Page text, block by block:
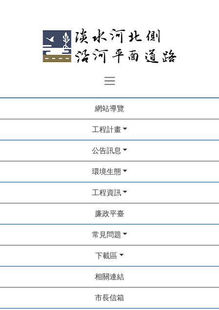
網站導覽
工程計畫
公告訊息
環境生態
工程資訊
廉政平臺
常見問題
下載區
相關連結
市長信箱